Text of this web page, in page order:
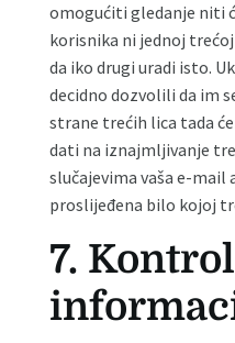
omogućiti gledanje niti
korisnika ni jednoj
da iko drugi uradi isto.
decidno dozvolili da im
strane trećih lica tada
dati na iznajmljivanje
slučajevima vaša e-mail
proslijeđena bilo kojoj
7.